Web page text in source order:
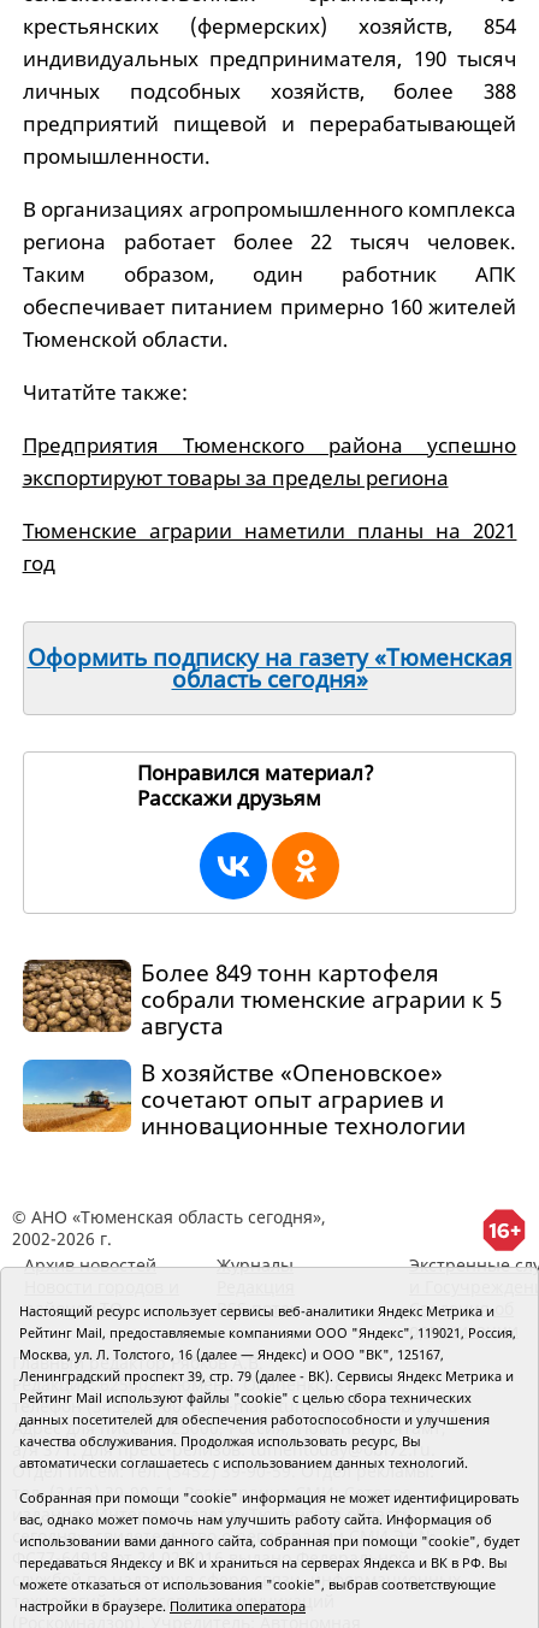
крестьянских (фермерских) хозяйств, 854
индивидуальных предпринимателя, 190 тысяч
личных подсобных хозяйств, более 388
предприятий пищевой и перерабатывающей
промышленности.
В организациях агропромышленного комплекса
региона работает более 22 тысяч человек.
Таким образом, один работник АПК
обеспечивает питанием примерно 160 жителей
Тюменской области.
Читатйте также:
Предприятия Тюменского района успешно
экспортируют товары за пределы региона
Тюменские аграрии наметили планы на 2021
год
Оформить подписку на газету «Тюменская
область сегодня»
Понравился материал?
Расскажи друзьям
Более 849 тонн картофеля
собрали тюменские аграрии к 5
августа
В хозяйстве «Опеновское»
сочетают опыт аграриев и
инновационные технологии
© АНО «Тюменская область сегодня»,
2002-2026 г.
Архив новостей
районов ТО
Журналы
RSS поток
Экстренные
Сведения об
организации
Главный редактор Рябков А.В.
Редакция: 625002, Тюмень, Осипенко, 81,
телефон (3452)49-00-18, e-mail: tumentoday@obl72.ru
Адрес для писем: 625000, Россия, Тюмень, Почтамт,
а/я 371. Для пресс-релизов: tumentoday@obl72.ru.
Отдел писем: тел. (3452) 39-90-59. Отдел рекламы:
тел. (3452) 39-90-51. Регистрация СМИ: Сетевое
издание «Интернет-газета «Тюменская область
сегодня», свидетельство о регистрации СМИ Эл №
ФС77-64918 от 24.02.2016 выдано Федеральной
службой по надзору в сфере связи, информационных
технологий и массовых коммуникаций
Настоящий ресурс использует сервисы веб-аналитики Яндекс Метрика и
Рейтинг Mail, предоставляемые компаниями ООО "Яндекс", 119021, Россия,
Москва, ул. Л. Толстого, 16 (далее — Яндекс) и ООО "ВК", 125167,
Ленинградский проспект 39, стр. 79 (далее - ВК). Сервисы Яндекс Метрика и
Рейтинг Mail используют файлы "cookie" с целью сбора технических
данных посетителей для обеспечения работоспособности и улучшения
качества обслуживания. Продолжая использовать ресурс, Вы
автоматически соглашаетесь с использованием данных технологий.
Собранная при помощи "cookie" информация не может идентифицировать
вас, однако может помочь нам улучшить работу сайта. Информация об
использовании вами данного сайта, собранная при помощи "cookie", будет
передаваться Яндексу и ВК и храниться на серверах Яндекса и ВК в РФ. Вы
можете отказаться от использования "cookie", выбрав соответствующие
настройки в браузере. Политика оператора